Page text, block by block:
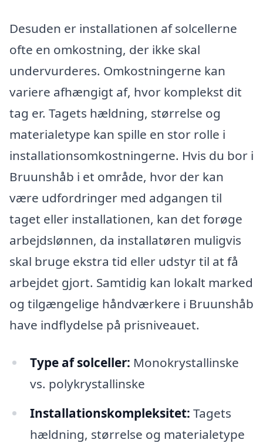
Desuden er installationen af solcellerne
ofte en omkostning, der ikke skal
undervurderes. Omkostningerne kan
variere afhængigt af, hvor komplekst dit
tag er. Tagets hældning, størrelse og
materialetype kan spille en stor rolle i
installationsomkostningerne. Hvis du bor i
Bruunshåb i et område, hvor der kan
være udfordringer med adgangen til
taget eller installationen, kan det forøge
arbejdslønnen, da installatøren muligvis
skal bruge ekstra tid eller udstyr til at få
arbejdet gjort. Samtidig kan lokalt marked
og tilgængelige håndværkere i Bruunshåb
have indflydelse på prisniveauet.
Type af solceller: Monokrystallinske
vs. polykrystallinske
Installationskompleksitet: Tagets
hældning, størrelse og materialetype